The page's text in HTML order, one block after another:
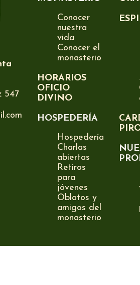
547
Conocer
nuestra
vida
Conocer el
monasterio
HORARIOS
OFICIO
DIVINO
HOSPEDERÍA
Hospedería
Charlas
abiertas
Retiros
para
jóvenes
Oblatos y
amigos del
monasterio